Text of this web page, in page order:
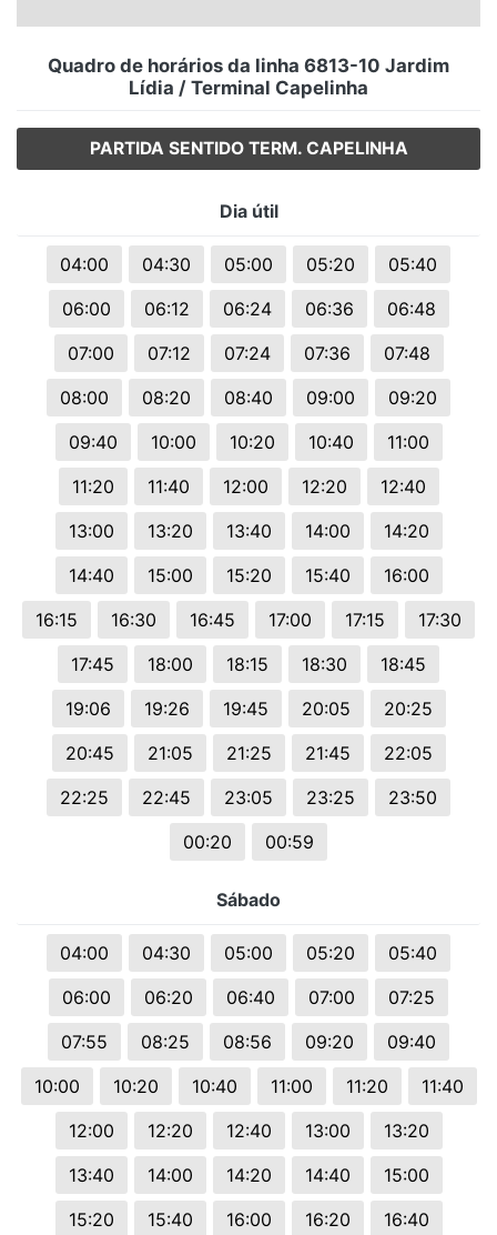
Quadro de horários da linha 6813-10 Jardim
Lídia / Terminal Capelinha
PARTIDA SENTIDO TERM. CAPELINHA
Dia útil
04:00 04:30 05:00 05:20
05:40
06:00
06:12 06:24 06:36
06:48
07:00
07:12 07:24 07:36
07:48
08:00
08:20 08:40 09:00
09:20
09:40
10:00 10:20 10:40
11:00
11:20
11:40 12:00 12:20
12:40
13:00
13:20 13:40 14:00
14:20
14:40
15:00 15:20 15:40
16:00
16:15
16:30 16:45 17:00 17:15
17:30
17:45
18:00 18:15 18:30
18:45
19:06
19:26 19:45 20:05
20:25
20:45
21:05 21:25 21:45
22:05
22:25
22:45 23:05 23:25
23:50
00:20
00:59
Sábado
04:00 04:30 05:00 05:20
05:40
06:00
06:20 06:40 07:00
07:25
07:55
08:25 08:56 09:20
09:40
10:00
10:20 10:40 11:00 11:20
11:40
12:00
12:20 12:40 13:00
13:20
13:40
14:00 14:20 14:40
15:00
15:20
15:40 16:00 16:20
16:40